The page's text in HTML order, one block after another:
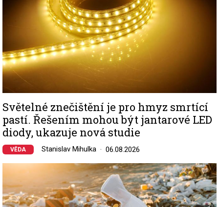
Světelné znečištění je pro hmyz smrtící
pastí. Řešením mohou být jantarové LED
diody, ukazuje nová studie
VĚDA Stanislav Mihulka 06.08.2026
Image